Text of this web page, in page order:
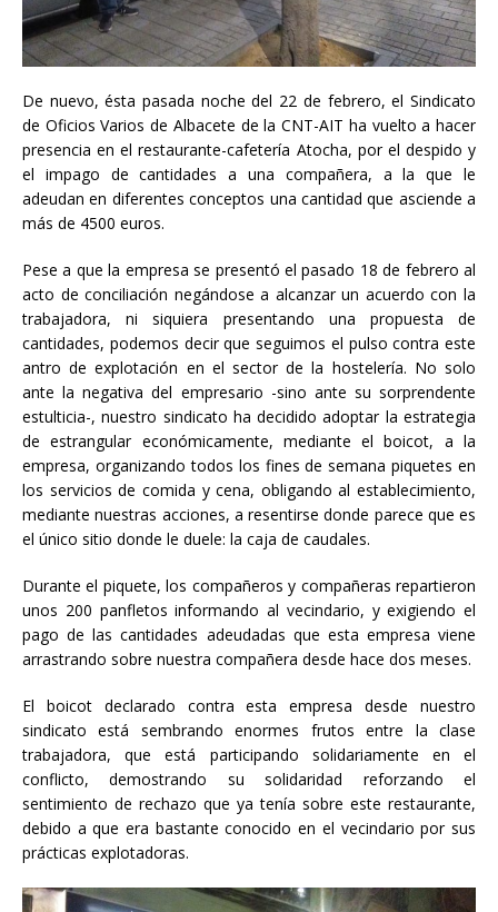
De nuevo, ésta pasada noche del 22 de febrero, el Sindicato
de Oficios Varios de Albacete de la CNT-AIT ha vuelto a hacer
presencia en el restaurante-cafetería Atocha, por el despido y
el impago de cantidades a una compañera, a la que le
adeudan en diferentes conceptos una cantidad que asciende a
más de 4500 euros.
Pese a que la empresa se presentó el pasado 18 de febrero al
acto de conciliación negándose a alcanzar un acuerdo con la
trabajadora, ni siquiera presentando una propuesta de
cantidades, podemos decir que seguimos el pulso contra este
antro de explotación en el sector de la hostelería. No solo
ante la negativa del empresario -sino ante su sorprendente
estulticia-, nuestro sindicato ha decidido adoptar la estrategia
de estrangular económicamente, mediante el boicot, a la
empresa, organizando todos los fines de semana piquetes en
los servicios de comida y cena, obligando al establecimiento,
mediante nuestras acciones, a resentirse donde parece que es
el único sitio donde le duele: la caja de caudales.
Durante el piquete, los compañeros y compañeras repartieron
unos 200 panfletos informando al vecindario, y exigiendo el
pago de las cantidades adeudadas que esta empresa viene
arrastrando sobre nuestra compañera desde hace dos meses.
El boicot declarado contra esta empresa desde nuestro
sindicato está sembrando enormes frutos entre la clase
trabajadora, que está participando solidariamente en el
conflicto, demostrando su solidaridad reforzando el
sentimiento de rechazo que ya tenía sobre este restaurante,
debido a que era bastante conocido en el vecindario por sus
prácticas explotadoras.